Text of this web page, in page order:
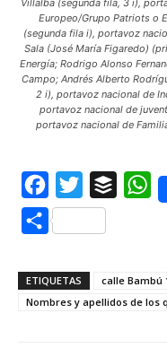
Europeo/Grupo Patriots o
(segunda fila i), portavoz
Sala (José María Figaredo)
Energía; Rodrigo Alonso
Campo; Andrés Alberto
2 i), portavoz nacional de
portavoz nacional de
portavoz nacional de
Facebook
Twitter Buffer
Compartir
ETIQUETAS calle Bambú
Nombres y apellidos de los